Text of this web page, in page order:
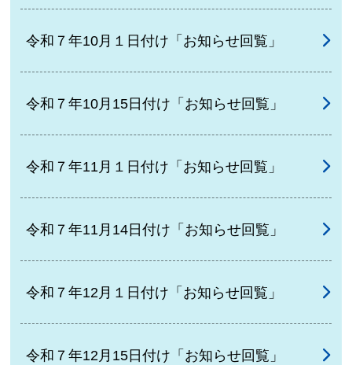
令和７年10月１日付け「お知らせ回覧」
令和７年10月15日付け「お知らせ回覧」
令和７年11月１日付け「お知らせ回覧」
令和７年11月14日付け「お知らせ回覧」
令和７年12月１日付け「お知らせ回覧」
令和７年12月15日付け「お知らせ回覧」